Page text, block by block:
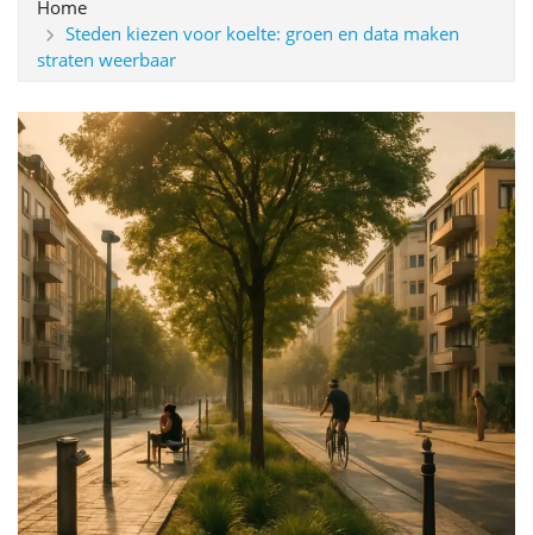
Home
Steden kiezen voor koelte: groen en data maken
straten weerbaar